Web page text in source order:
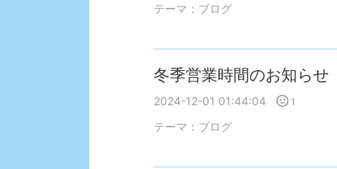
テーマ： ブログ
冬季営業時間のお知らせ
2024-12-01 01:44:04 1
テーマ： ブログ